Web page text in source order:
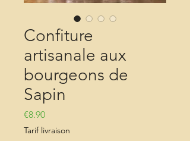
Confiture
artisanale aux
bourgeons de
Sapin
€8.90価格
Tarif livraison